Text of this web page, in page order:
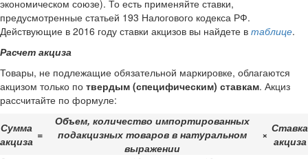
экономическом союзе). То есть применяйте ставки,
предусмотренные статьей 193 Налогового кодекса РФ.
Действующие в 2016 году ставки акцизов вы найдете в таблице.
Расчет акциза
Товары, не подлежащие обязательной маркировке, облагаются
акцизом только по твердым (специфическим) ставкам. Акциз
рассчитайте по формуле:
Сумма
акциза =
Объем, количество импортированных
подакцизных товаров в натуральном
выражении
× Ставка
акциза